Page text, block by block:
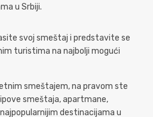
u Srbiji.
svoj smeštaj i predstavite se
turistima na najbolji mogući
smeštajem, na pravom ste
smeštaja, apartmane,
destinacijama u